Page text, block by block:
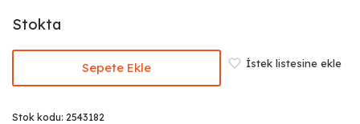
₺119,00.
fiyat:
₺99,99.
Stokta
Sepete Ekle İstek listesine ekle
Stok kodu: 2543182